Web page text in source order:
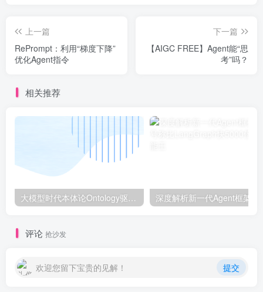
上一篇
RePrompt：利用“梯度下降”
优化Agent指令
下一篇
【AIGC FREE】Agent能“思
考”吗？
相关推荐
大模型时代本体论Ontology驱动的AI知识引擎助力企业智能决策系统的未来进化-一篇献给企业董事会和CIO的深度思考(第一篇)
评论 抢沙发
欢迎您留下宝贵的见解！ 提交